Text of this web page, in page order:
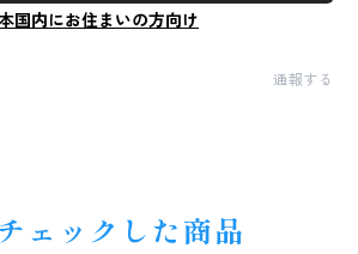
国内にお住まいの方向け
通報する
ェックした商品